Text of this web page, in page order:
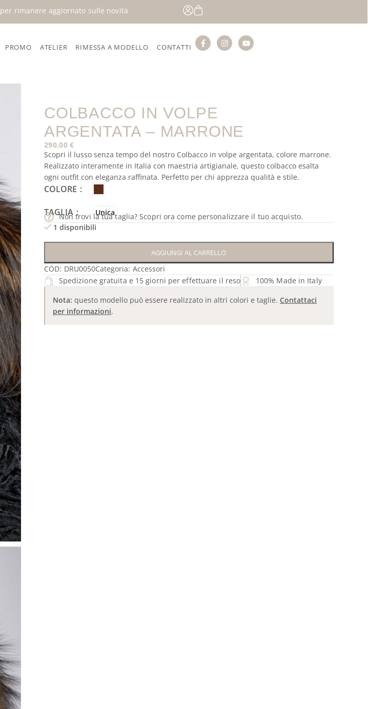
per rimanere aggiornato sulle novità
PROMO ATELIER RIMESSA A MODELLO CONTATTI
COLBACCO IN VOLPE
ARGENTATA – MARRONE
290,00€
Scopri il lusso senza tempo del nostro Colbacco in volpe argentata, colore marrone.
Realizzato interamente in Italia con maestria artigianale, questo colbacco esalta
ogni outfit con eleganza raffinata. Perfetto per chi apprezza qualità e stile.
COLORE
TAGLIA Unica
Non trovi la tua taglia? Scopri ora come personalizzare il tuo acquisto.
1 disponibili
AGGIUNGI AL CARRELLO
COD: DRU0050Categoria: Accessori
Spedizione gratuita e 15 giorni per effettuare il reso
100% Made in Italy
Nota: questo modello può essere realizzato in altri colori e taglie. Contattaci
per informazioni.